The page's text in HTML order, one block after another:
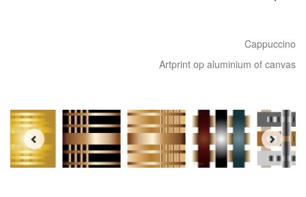
Cappuccino
Artprint op aluminium of canvas